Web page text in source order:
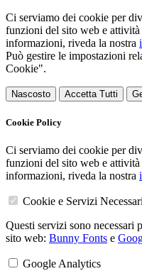
Ci serviamo dei cookie per
funzioni del sito web e
informazioni, riveda la nostra
Può gestire le impostazioni
Cookie".
Nascosto Accetta Tutti
Cookie Policy
Ci serviamo dei cookie per
funzioni del sito web e
informazioni, riveda la nostra
Cookie e Servizi Necessari
Questi servizi sono necessari
sito web: Bunny Fonts e
Google Analytics